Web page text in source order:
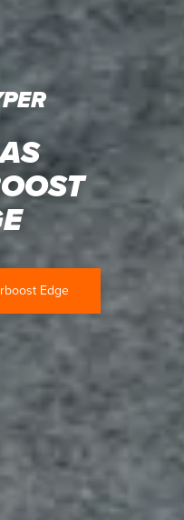
Edge